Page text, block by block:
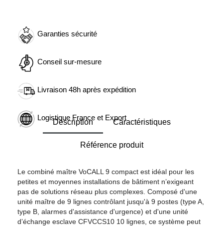
Garanties sécurité
Conseil sur-mesure
Livraison 48h après expédition
Logistique France et Export
Description Caractéristiques
Référence produit
Le combiné maître VoCALL 9 compact est idéal pour les
petites et moyennes installations de bâtiment n’exigeant
pas de solutions réseau plus complexes. Composé d'une
unité maître de 9 lignes contrôlant jusqu'à 9 postes (type A,
type B, alarmes d'assistance d'urgence) et d'une unité
d’échange esclave CFVCCS10 10 lignes, ce système peut